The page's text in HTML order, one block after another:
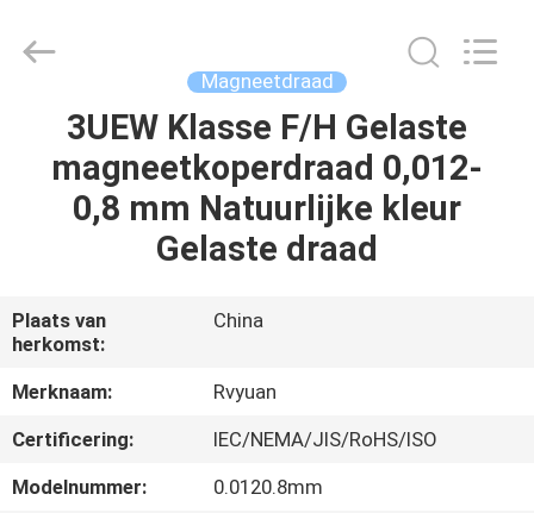
HUIS
PRODUCTEN
ONGEVEER
ONS
FABRIEKSREIS
Material
Co,.Ltd.
Magneetdraad
3UEW Klasse F/H Gelaste
magneetkoperdraad 0,012-
0,8 mm Natuurlijke kleur
Gelaste draad
Plaats van
herkomst:
China
Merknaam:
Rvyuan
Certificering:
IEC/NEMA/JIS/RoHS/ISO
Modelnummer:
0.0120.8mm